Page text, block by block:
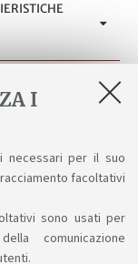
I
necessari per il suo
facoltativi
sono usati per
comunicazione